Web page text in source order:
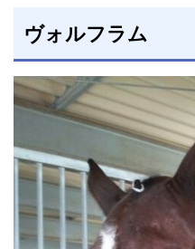
ヴォルフラム